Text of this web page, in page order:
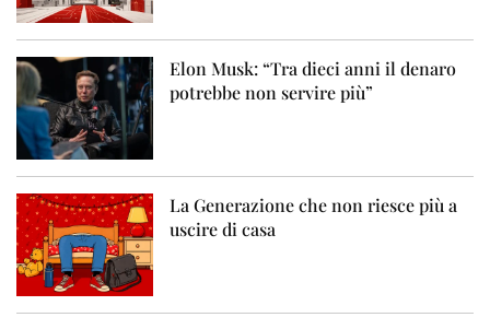
Elon Musk: “Tra dieci anni il denaro
potrebbe non servire più”
La Generazione che non riesce più a
uscire di casa